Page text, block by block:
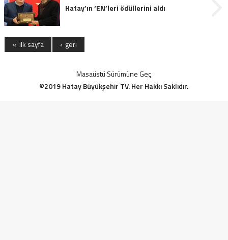
Hatay’ın ‘EN’leri ödüllerini aldı
« ilk sayfa ‹ geri
Masaüstü Sürümüne Geç
©2019 Hatay Büyükşehir TV. Her Hakkı Saklıdır.